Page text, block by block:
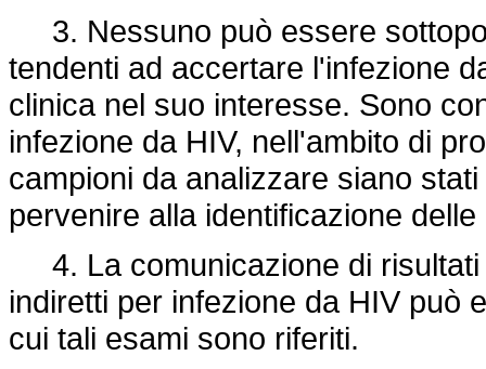
3. Nessuno può essere
tendenti ad accertare l'infezione
clinica nel suo interesse. Sono
infezione da HIV, nell'ambito di
campioni da analizzare siano
pervenire alla identificazione
4. La comunicazione di risultati
indiretti per infezione da HIV può
cui tali esami sono riferiti.